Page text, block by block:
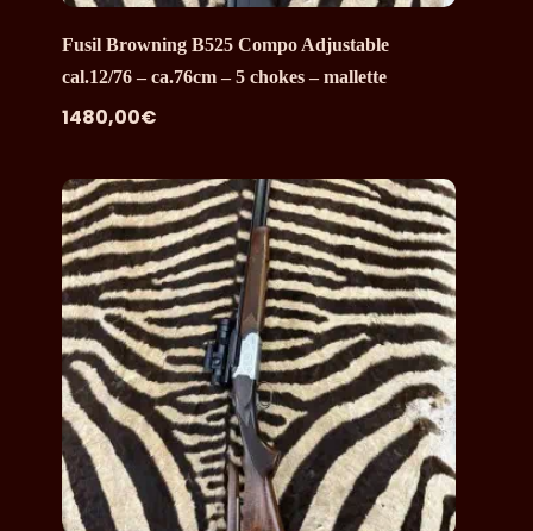
Fusil Browning B525 Compo Adjustable
cal.12/76 – ca.76cm – 5 chokes – mallette
1480,00€